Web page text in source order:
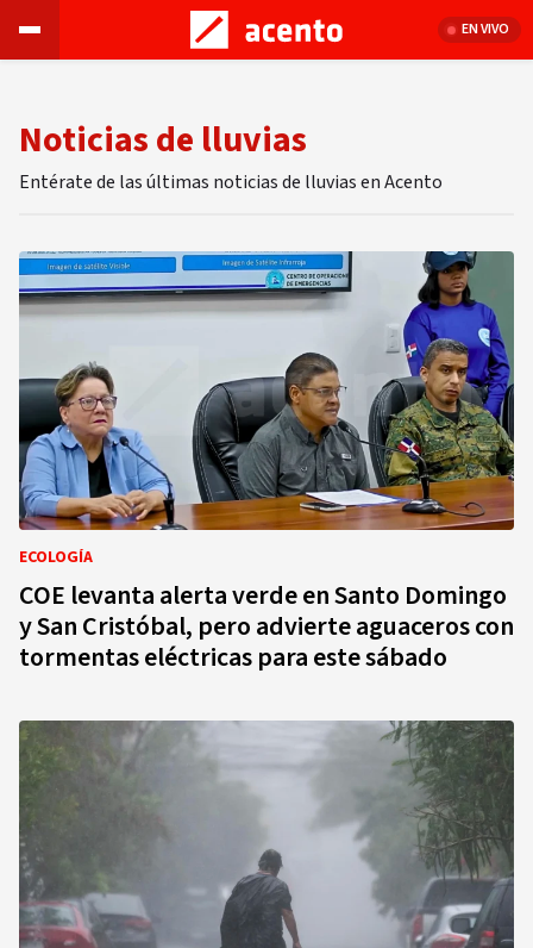
EN VIVO
Noticias de lluvias
Entérate de las últimas noticias de lluvias en Acento
ECOLOGÍA
COE levanta alerta verde en Santo Domingo
y San Cristóbal, pero advierte aguaceros con
tormentas eléctricas para este sábado